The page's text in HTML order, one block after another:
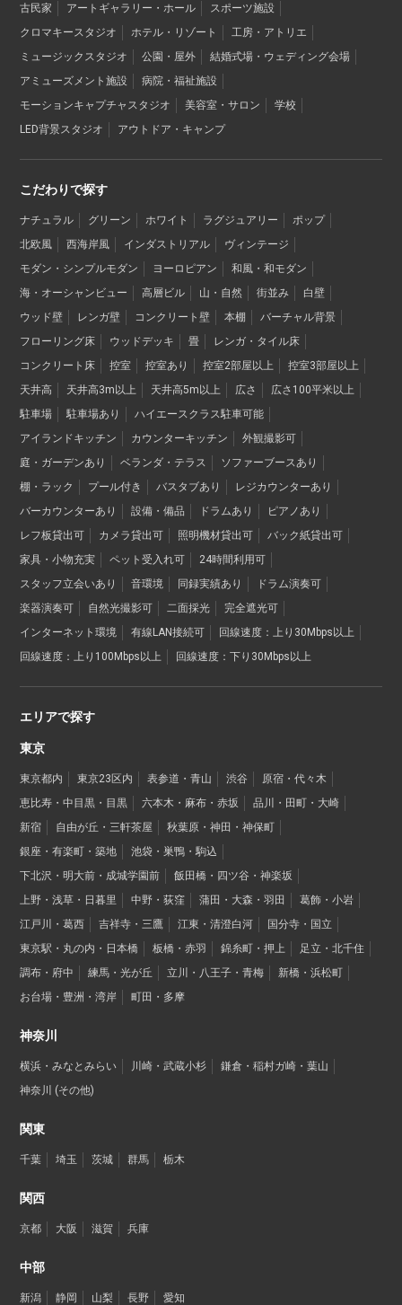
古民家
アートギャラリー・ホール
スポーツ施設
クロマキースタジオ
ホテル・リゾート
工房・アトリエ
ミュージックスタジオ
公園・屋外
結婚式場・ウェディング会場
アミューズメント施設
病院・福祉施設
モーションキャプチャスタジオ
美容室・サロン
学校
LED背景スタジオ
アウトドア・キャンプ
こだわりで探す
ナチュラル グリーン ホワイト ラグジュアリー
ポップ
北欧風
西海岸風 インダストリアル
ヴィンテージ
モダン・シンプルモダン
ヨーロピアン
和風・和モダン
海・オーシャンビュー
高層ビル 山・自然 街並み
白壁
ウッド壁
レンガ壁 コンクリート壁 本棚
バーチャル背景
フローリング床
ウッドデッキ 畳
レンガ・タイル床
コンクリート床
控室 控室あり 控室2部屋以上
控室3部屋以上
天井高
天井高3m以上 天井高5m以上 広さ
広さ100平米以上
駐車場
駐車場あり
ハイエースクラス駐車可能
アイランドキッチン
カウンターキッチン
外観撮影可
庭・ガーデンあり
ベランダ・テラス
ソファーブースあり
棚・ラック
プール付き バスタブあり
レジカウンターあり
バーカウンターあり
設備・備品 ドラムあり
ピアノあり
レフ板貸出可
カメラ貸出可 照明機材貸出可
バック紙貸出可
家具・小物充実
ペット受入れ可
24時間利用可
スタッフ立会いあり
音環境 同録実績あり
ドラム演奏可
楽器演奏可
自然光撮影可 二面採光
完全遮光可
インターネット環境
有線LAN接続可
回線速度：上り30Mbps以上
回線速度：上り100Mbps以上
回線速度：下り30Mbps以上
エリアで探す
東京
東京都内 東京23区内 表参道・青山 渋谷
原宿・代々木
恵比寿・中目黒・目黒
六本木・麻布・赤坂
品川・田町・大崎
新宿
自由が丘・三軒茶屋
秋葉原・神田・神保町
銀座・有楽町・築地
池袋・巣鴨・駒込
下北沢・明大前・成城学園前
飯田橋・四ツ谷・神楽坂
上野・浅草・日暮里
中野・荻窪 蒲田・大森・羽田
葛飾・小岩
江戸川・葛西
吉祥寺・三鷹 江東・清澄白河
国分寺・国立
東京駅・丸の内・日本橋
板橋・赤羽 錦糸町・押上
足立・北千住
調布・府中
練馬・光が丘 立川・八王子・青梅
新橋・浜松町
お台場・豊洲・湾岸
町田・多摩
神奈川
横浜・みなとみらい 川崎・武蔵小杉
鎌倉・稲村ガ崎・葉山
神奈川 (その他)
関東
千葉 埼玉 茨城 群馬 栃木
関西
京都 大阪 滋賀 兵庫
中部
新潟 静岡 山梨 長野 愛知